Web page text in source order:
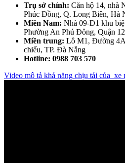
Trụ sở chính: Căn hộ 14, nhà
Phúc Đồng, Q. Long Biên, Hà
Miền Nam: Nhà 09-Đ1 khu
Phường An Phú Đông, Quận
Miền trung: Lô M1, Đường
chiểu, TP. Đà Nẵng
Hotline: 0988 703 570
Video mô tả khả năng chịu tải của xe